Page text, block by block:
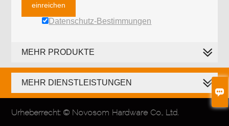

einreichen
Datenschutz-Bestimmungen
MEHR PRODUKTE
MEHR DIENSTLEISTUNGEN
Urheberrecht: © Novosom Hardware Co., Ltd.